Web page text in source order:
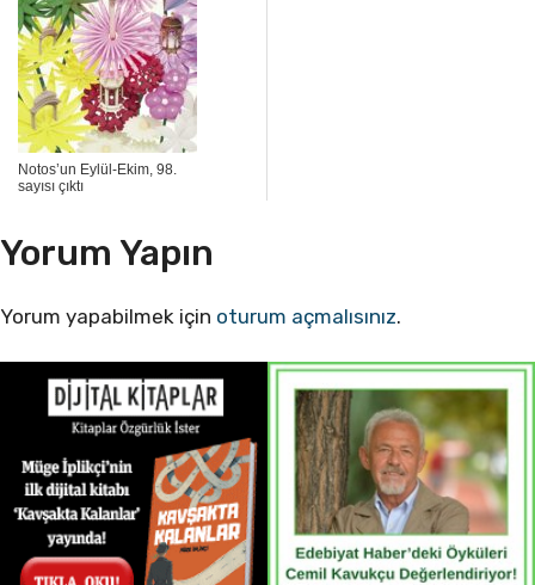
Notos’un Eylül-Ekim, 98.
sayısı çıktı
Yorum Yapın
Yorum yapabilmek için oturum açmalısınız.